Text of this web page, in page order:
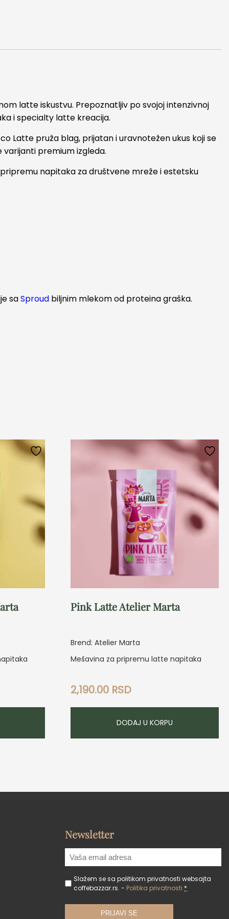
latte iskustvu. Prepoznatljiv po svojoj intenzivnoj
i specialty latte kreacija.
Latte pruža blag, prijatan i uravnotežen ukus koji se
premium izgleda.
napitaka za društvene mreže i estetsku
saSproud biljnim mlekom od proteina graška.
Pink Latte Atelier Marta
Brend: Atelier Marta
Mešavina za pripremu latte napitaka
2,190.00 RSD
DODAJ U KORPU
Newsletter
Slažem se sa politikom privatnosti websajta
coffebazzar.rs. - Politika privatnosti *